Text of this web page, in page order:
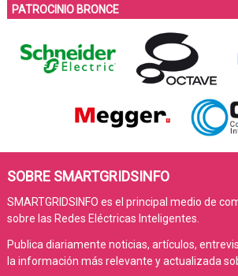
PATROCINIO BRONCE
SOBRE SMARTGRIDSINFO
SMARTGRIDSINFO es el principal medio de
sobre las Redes Eléctricas Inteligentes.
Publica diariamente noticias, artículos,
la información más relevante y actualizada